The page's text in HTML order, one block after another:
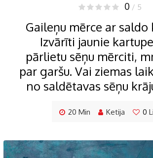
0 / 5
Gaileņu mērce ar saldo
Izvārīti jaunie
pārlietu sēņu mērciti,
par garšu. Vai ziemas
no saldētavas sēņu
20 Min Ketija 0